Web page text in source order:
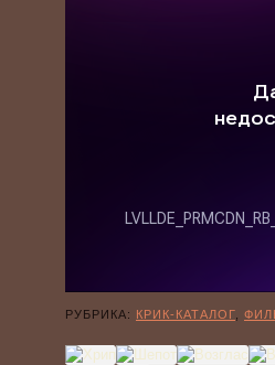
РУБРИКА: КРИК-КАТАЛОГ